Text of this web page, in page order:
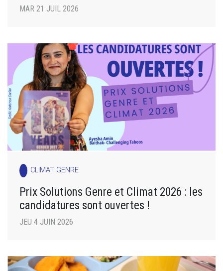
MAR 21 JUIL 2026
CLIMAT GENRE
Prix Solutions Genre et Climat 2026 : les
candidatures sont ouvertes !
JEU 4 JUIN 2026